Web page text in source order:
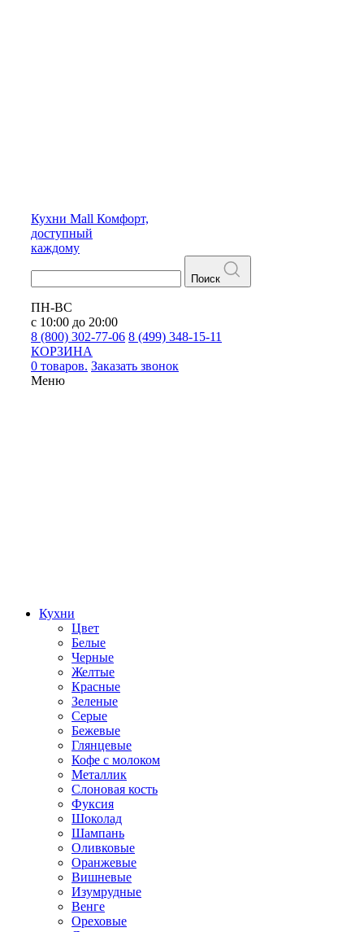
Кухни Mall Комфорт,
доступный
каждому
Поиск
ПН-ВС
с 10:00 до 20:00
8 (800) 302-77-06 8 (499) 348-15-11
КОРЗИНА
0 товаров. Заказать звонок
Меню
Кухни
Цвет
Белые
Черные
Желтые
Красные
Зеленые
Серые
Бежевые
Глянцевые
Кофе с молоком
Металлик
Слоновая кость
Фуксия
Шоколад
Шампань
Оливковые
Оранжевые
Вишневые
Изумрудные
Венге
Ореховые